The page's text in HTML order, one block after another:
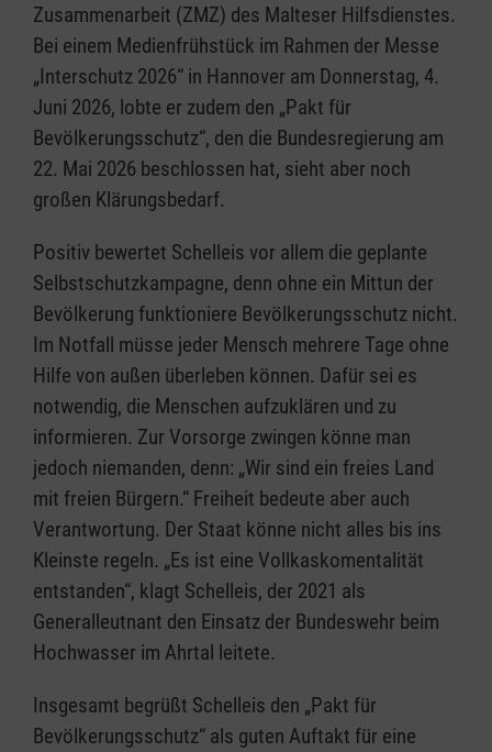
Zusammenarbeit (ZMZ) des Malteser Hilfsdienstes.
Bei einem Medienfrühstück im Rahmen der Messe
„Interschutz 2026“ in Hannover am Donnerstag, 4.
Juni 2026, lobte er zudem den „Pakt für
Bevölkerungsschutz“, den die Bundesregierung am
22. Mai 2026 beschlossen hat, sieht aber noch
großen Klärungsbedarf.
Positiv bewertet Schelleis vor allem die geplante
Selbstschutzkampagne, denn ohne ein Mittun der
Bevölkerung funktioniere Bevölkerungsschutz nicht.
Im Notfall müsse jeder Mensch mehrere Tage ohne
Hilfe von außen überleben können. Dafür sei es
notwendig, die Menschen aufzuklären und zu
informieren. Zur Vorsorge zwingen könne man
jedoch niemanden, denn: „Wir sind ein freies Land
mit freien Bürgern.“ Freiheit bedeute aber auch
Verantwortung. Der Staat könne nicht alles bis ins
Kleinste regeln. „Es ist eine Vollkaskomentalität
entstanden“, klagt Schelleis, der 2021 als
Generalleutnant den Einsatz der Bundeswehr beim
Hochwasser im Ahrtal leitete.
Insgesamt begrüßt Schelleis den „Pakt für
Bevölkerungsschutz“ als guten Auftakt für eine